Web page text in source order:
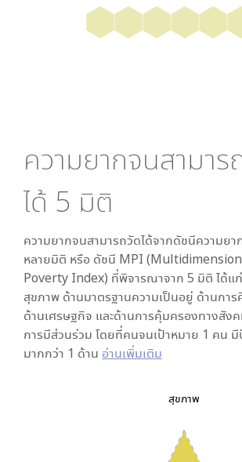
ความยากจนสามาร
ได้ 5 มิติ
ความยากจนสามารถวัดได้จากดัชนีความยา
หลายมิติ หรือ ดัชนี MPI
Poverty Index) ที่พิจารณาจาก 5 มิติ ได้แ
สุขภาพ ด้านมาตรฐานความเป็นอยู่ ด้านการ
ด้านเศรษฐกิจ และด้านการคุ้มครองทางสัง
การมีส่วนร่วม โดยที่คนจนเป้าหมาย 1 คน
มากกว่า 1 ด้าน อ่านเพิ่มเติม
สุขภาพ